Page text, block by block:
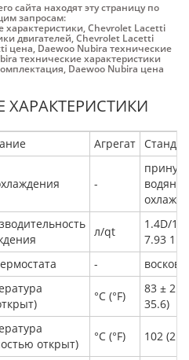
сайта находят эту страницу по
запросам:
характеристики,Chevrolet Lacetti
двигателей,Chevrolet Lacetti
цена, Daewoo Nubira технические
технические характеристики
, Daewoo Nubira цена
ХАРАКТЕРИСТИКИ
Агрегат
-
водяное
л/qt
1.4D/
7.93
-
°С (°F)
83 ± 2
35.6)
открыт)
°С (°F) 102